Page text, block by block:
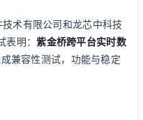
术有限公司和龙芯中科技
表明：紫金桥跨平台实时数
兼容性测试，功能与稳定